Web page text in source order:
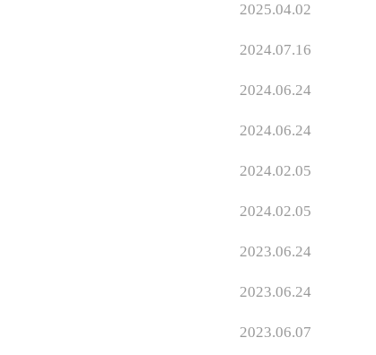
2025.04.02
2024.07.16
2024.06.24
2024.06.24
2024.02.05
2024.02.05
2023.06.24
2023.06.24
2023.06.07